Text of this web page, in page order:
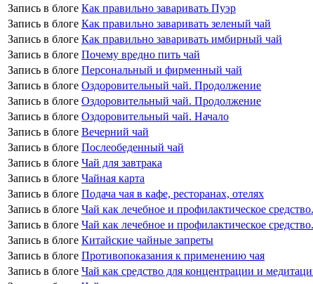
Запись в блоге Как правильно заваривать Пуэр
Запись в блоге Как правильно заваривать зеленый чай
Запись в блоге Как правильно заваривать имбирный чай
Запись в блоге Почему вредно пить чай
Запись в блоге Персональный и фирменный чай
Запись в блоге Оздоровительный чай. Продолжение
Запись в блоге Оздоровительный чай. Продолжение
Запись в блоге Оздоровительный чай. Начало
Запись в блоге Вечерний чай
Запись в блоге Послеобеденный чай
Запись в блоге Чай для завтрака
Запись в блоге Чайная карта
Запись в блоге Подача чая в кафе, ресторанах, отелях
Запись в блоге Чай как лечебное и профилактическое
Запись в блоге Чай как лечебное и профилактическое
Запись в блоге Китайские чайные запреты
Запись в блоге Противопоказания к применению чая
Запись в блоге Чай как средство для концентрации и